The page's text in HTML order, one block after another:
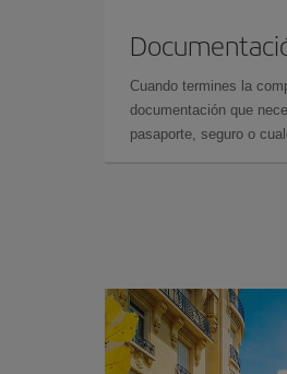
Cuando termines la
documentación que
pasaporte, seguro o